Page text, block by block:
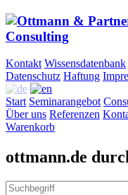
Kontakt Wissensdatenbank
Datenschutz Haftung
Start Seminarangebot
Über uns Referenzen
Warenkorb
ottmann.de